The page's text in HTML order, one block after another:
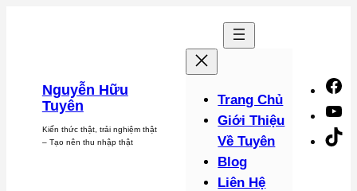
Nguyễn Hữu
Tuyên
Kiến thức thật, trải nghiệm thật
– Tạo nên thu nhập thật
Trang Chủ
Giới Thiệu
Về Tuyên
Blog
Liên Hệ